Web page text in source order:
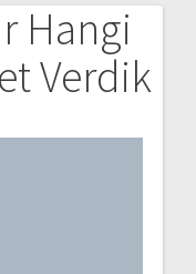
Hangi
Verdik